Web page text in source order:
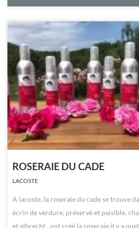
ROSERAIE DU CADE
LACOSTE
A lacoste, la roseraie du cade se trouve
écrin de verdure, préservé et paisible.
et albrecht , ont créé la roseraie il y a